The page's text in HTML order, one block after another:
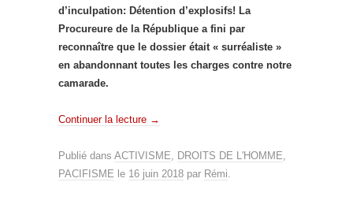
d’inculpation: Détention d’explosifs! La
Procureure de la République a fini par
reconnaître que le dossier était « surréaliste »
en abandonnant toutes les charges contre notre
camarade.
Continuer la lecture →
Publié dans ACTIVISME, DROITS DE L'HOMME,
PACIFISME le 16 juin 2018 par Rémi.